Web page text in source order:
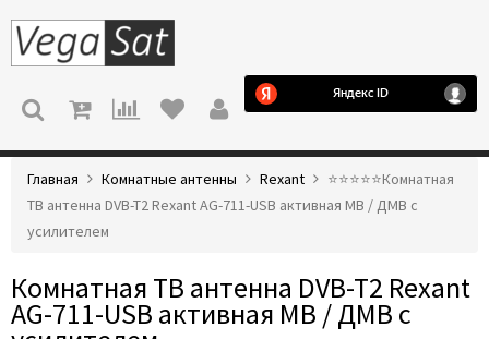
МЕНЮ
Главная Комнатные антенны Rexant
⭐️⭐️⭐️⭐️⭐️Комнатная
ТВ антенна DVB-T2 Rexant AG-711-USB активная МВ / ДМВ с
усилителем
Комнатная ТВ антенна DVB-T2 Rexant
AG-711-USB активная МВ / ДМВ с